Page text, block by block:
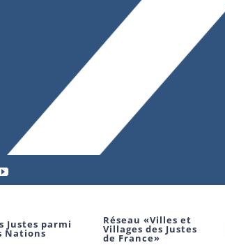
YouTube
Justes parmi
Nations
Réseau «Villes et
Villages des Justes
de France»